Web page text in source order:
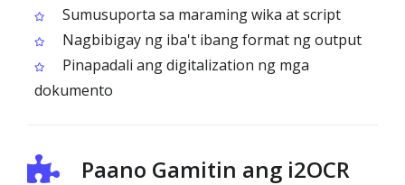
Sumusuporta sa maraming wika at script
Nagbibigay ng iba't ibang format ng output
Pinapadali ang digitalization ng mga
dokumento
Paano Gamitin ang i2OCR